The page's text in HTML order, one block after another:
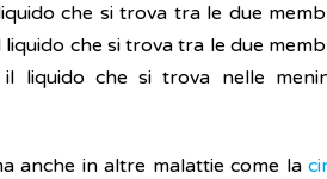
che si trova tra le due
che si trova tra le due
liquido che si trova nelle
anche in altre malattie come la